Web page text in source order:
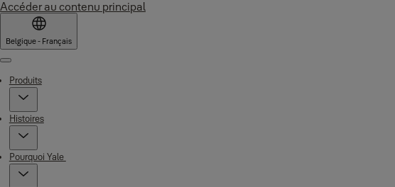
Accéder au contenu principal
Belgique - Français
Menu
Produits
Histoires
Pourquoi Yale